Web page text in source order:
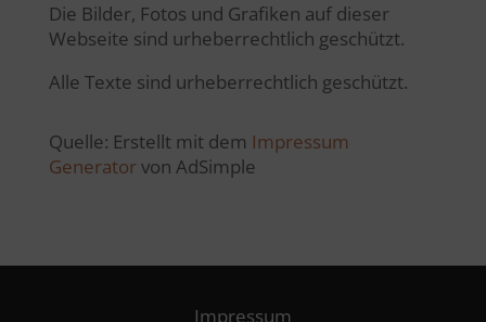
Die Bilder, Fotos und Grafiken auf dieser
Webseite sind urheberrechtlich geschützt.
Alle Texte sind urheberrechtlich geschützt.
Quelle: Erstellt mit dem Impressum
Generatorvon AdSimple
Impressum